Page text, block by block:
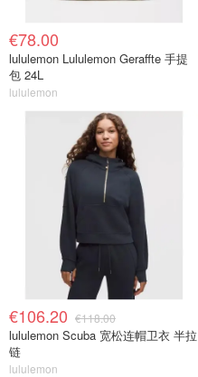
€78.00
lululemon Lululemon Geraffte 手提
包 24L
lululemon
€106.20 €118.00
lululemon Scuba 宽松连帽卫衣 半拉
链
lululemon